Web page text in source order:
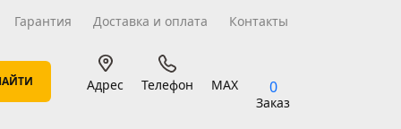
Гарантия Доставка и оплата Контакты
Адрес Телефон MAX 0
Заказ